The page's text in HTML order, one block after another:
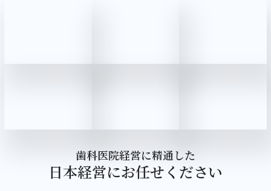
歯科医院経営に精通した
日本経営にお任せください